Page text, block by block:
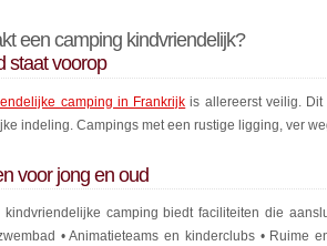
een camping kindvriendelijk?
staat voorop
camping in Frankrijk is allereerst veilig.
indeling. Campings met een rustige ligging, ver
voor jong en oud
kindvriendelijke camping biedt faciliteiten die
• Animatieteams en kinderclubs • Ruime